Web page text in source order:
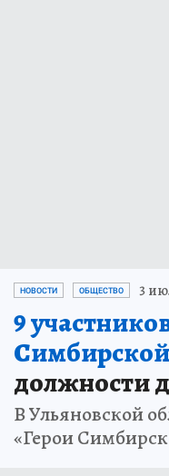
НОВОСТИ ОБЩЕСТВО 3
9
должности
В Ульяновской
«Герои